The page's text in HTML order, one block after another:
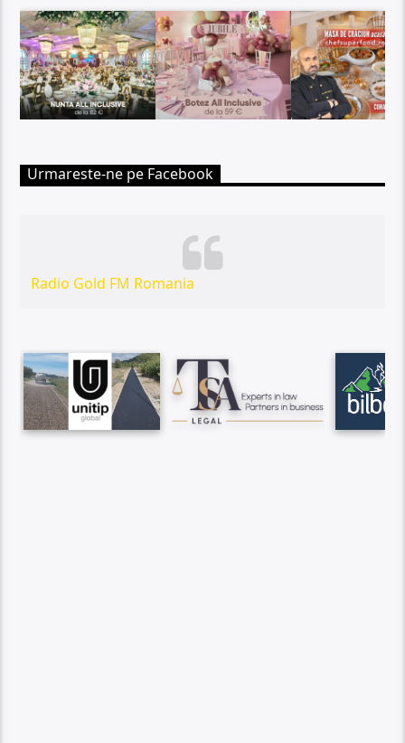
Urmareste-ne pe Facebook
Radio Gold FM Romania